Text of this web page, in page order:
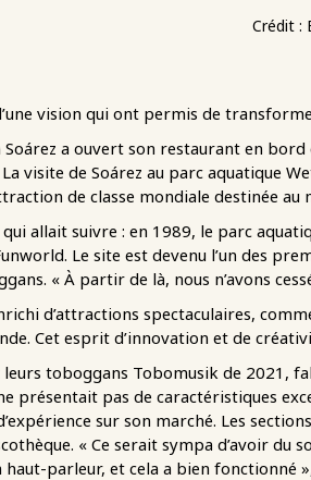
Crédit :
vision qui ont permis de
a ouvert son restaurant en
visite de Soárez au parc aquatique
de classe mondiale destinée
qui allait suivre : en 1989, le parc
Le site est devenu l’un des
« À partir de là, nous n’avons
d’attractions spectaculaires,
Cet esprit d’innovation et de
toboggans Tobomusik de 2021,
présentait pas de caractéristiques
sur son marché. Les
« Ce serait sympa d’avoir
haut-parleur, et cela a bien